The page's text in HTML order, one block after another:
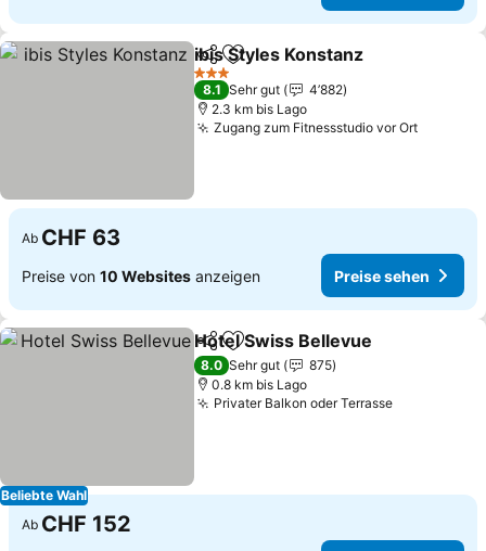
TeilenZu Favoriten hinzufügen
ibis Styles Konstanz
3 Sterne
8.1 Sehr gut
4’882
2.3 km bis Lago
Zugang zum Fitnessstudio vor Ort
Ab CHF 63
Preise von 10 Websites anzeigen Preise sehen
Beliebte Wahl
TeilenZu Favoriten hinzufügen
Hotel Swiss Bellevue
8.0 Sehr gut
875
0.8 km bis Lago
Privater Balkon oder Terrasse
Ab CHF 152